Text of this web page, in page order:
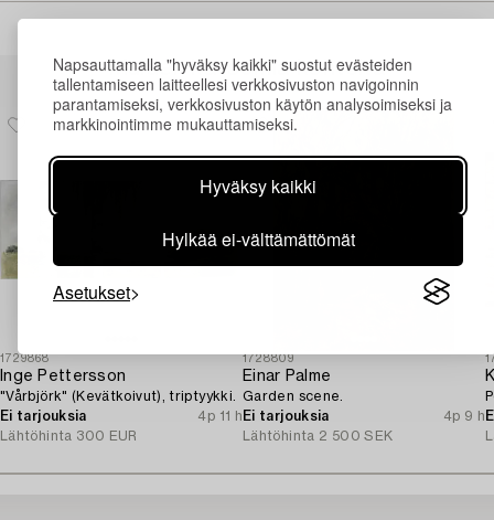
Napsauttamalla "hyväksy kaikki" suostut evästeiden
tallentamiseen laitteellesi verkkosivuston navigoinnin
parantamiseksi, verkkosivuston käytön analysoimiseksi ja
markkinointimme mukauttamiseksi.
Hyväksy kaikki
Hylkää ei-välttämättömät
Asetukset
Muiden katsomia kohteita
1729868
Inge Pettersson
"Vårbjörk" (Kevätkoivut), triptyykki.
Ei tarjouksia
4p 11 h
Lähtöhinta 300 EUR
1728809
Einar Palme
Garden scene.
Ei tarjouksia
4p 9 h
Lähtöhinta 2 500 SEK